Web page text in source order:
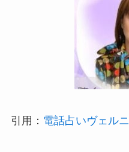
引用： 電話占いヴェルニ